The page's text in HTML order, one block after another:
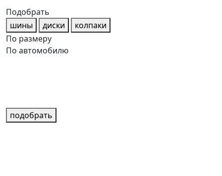
Подобрать
шины
диски
колпаки
По размеру
По автомобилю
подобрать